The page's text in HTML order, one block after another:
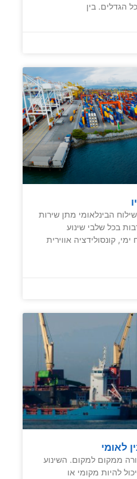
הגדלים. בין
הבינלאומי מתן שירות
בכל שלבי שינוע
קונסולידציה אווירית
לאומי
ממקום למקום. השינוע
להיות מקומי או